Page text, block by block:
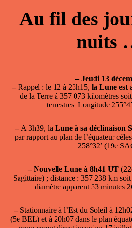
Au fil des
nuits
– Jeudi 13
–Rappel : le 12 à 23h15, la Lune est
de la Terre à 357 073 kilomètres
terrestres. Longitude
–A 3h39, la Lune à sa déclinaison
par rapport au plan de l’équateur
258°32’ (19e
– Nouvelle Lune à 8h41 UT
Sagittaire) ; distance : 357 238 km
diamètre apparent 33 minutes
–Stationnaire à l’Est du Soleil à
(5e BEL) et à 20h07 dans le plan